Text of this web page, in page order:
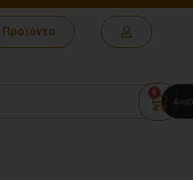
Προϊόντα
0